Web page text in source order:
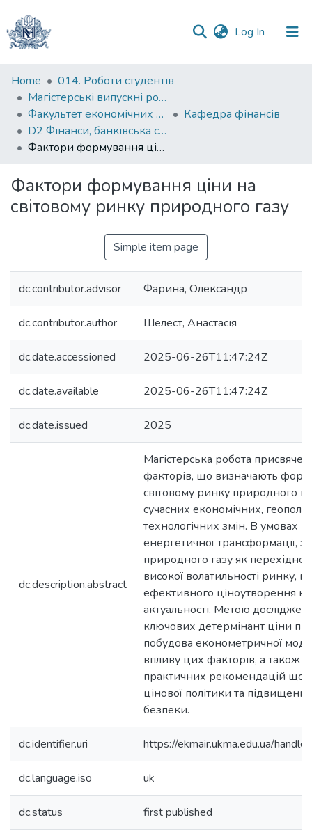
Log In (current)
Communities
&
Collections
All of DSpace
Statistics
Home
014. Роботи студентів
Магістерські випускні роботи
Факультет економічних наук
Кафедра фінансів
D2 Фінанси, банківська справа, страхування та фондовий ринок
Фактори формування ціни на світовому ринку природного газу
Фактори формування ціни на
світовому ринку природного газу
Simple item page
dc.contributor.advisor Фарина, Олександр
dc.contributor.author Шелест, Анастасія
dc.date.accessioned 2025-06-26T11:47:24Z
dc.date.available 2025-06-26T11:47:24Z
dc.date.issued 2025
dc.description.abstract
Магістерська робота
факторів, що визначають
світовому ринку природного
сучасних економічних,
технологічних змін. В умовах
енергетичної трансформації,
природного газу як
високої волатильності ринку,
ефективного ціноутворення
актуальності. Метою
ключових детермінант ціни
побудова економетричної
впливу цих факторів, а також
практичних рекомендацій щодо
цінової політики та
безпеки.
dc.identifier.uri https://ekmair.ukma.edu.ua/
dc.language.iso uk
dc.status first published